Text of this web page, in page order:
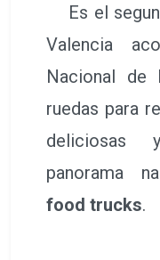
Es el
Valencia
Nacional de
ruedas para
deliciosas
panorama
food trucks.